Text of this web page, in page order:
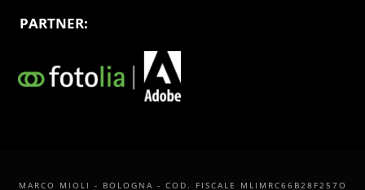
PARTNER:
MARCO MIOLI - BOLOGNA - COD. FISCALE MLIMRC66B28F257O